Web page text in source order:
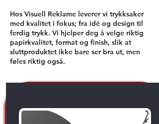
Hos Visuell Reklame leverer vi trykksaker
med kvalitet i fokus; fra idé og design til
ferdig trykk. Vi hjelper deg å velge riktig
papirkvalitet, format og finish, slik at
sluttproduktet ikke bare ser bra ut, men
føles riktig også.